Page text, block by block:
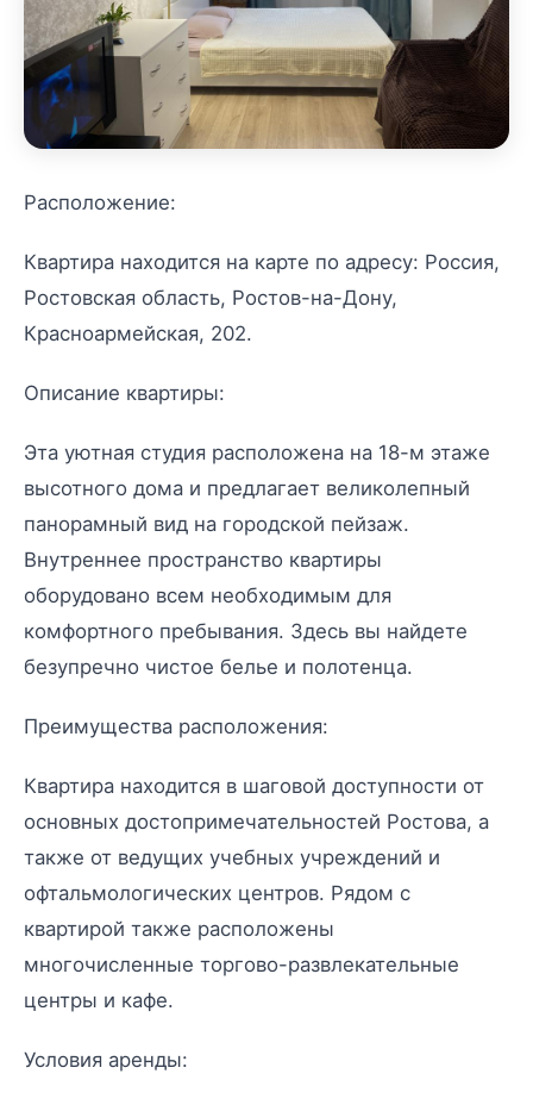
Расположение:
Квартира находится на карте по адресу: Россия,
Ростовская область, Ростов-на-Дону,
Красноармейская, 202.
Описание квартиры:
Эта уютная студия расположена на 18-м этаже
высотного дома и предлагает великолепный
панорамный вид на городской пейзаж.
Внутреннее пространство квартиры
оборудовано всем необходимым для
комфортного пребывания. Здесь вы найдете
безупречно чистое белье и полотенца.
Преимущества расположения:
Квартира находится в шаговой доступности от
основных достопримечательностей Ростова, а
также от ведущих учебных учреждений и
офтальмологических центров. Рядом с
квартирой также расположены
многочисленные торгово-развлекательные
центры и кафе.
Условия аренды: